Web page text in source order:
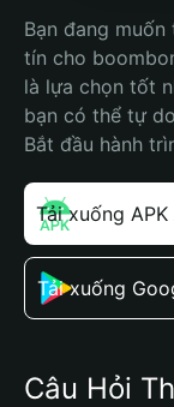
Bạn đang
tín cho
là lựa chọn tốt
bạn có thể tự
Bắt đầu hành
Tải xuống
Tải xuống
Câu Hỏi